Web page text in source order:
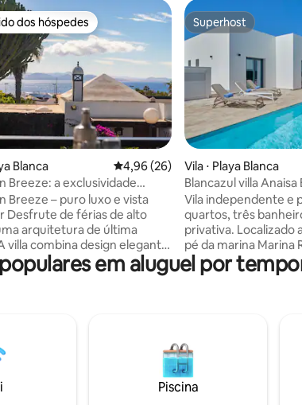
de 5, 124 avaliações
preferidos dos hóspedes
dos hóspedes
Blanca 4,96 de uma avaliação média de 5,
4,96 (26)
Breeze: a exclusividade
brisa do mar
Breeze – puro luxo e vista
arquitetura de última
villa combina design elegante
de conforto. Os
incluem a banheira de
além de delícias
na elegante área de jantar com
o mar. Seu refúgio para
paz absoluta e luxo
Superhost
Superhost
Vila ⋅ Playa Blanca
Blancazul villa Anaisa
Vila independente e
quartos, três
privativa. Localizado a poucos minutos a
pé da marina Marina
Estacionamento,
churrasqueira, tênis
fornecemos para
espaçoso terraço
de refeições ao ar
solário, chuveiro ao
privativa.
em aluguel por
Piscina